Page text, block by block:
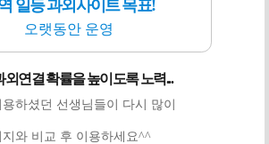
일등 과외사이트 목표!
오랫동안 운영
연결 확률을 높이도록 노력...
하셨던 선생님들이 다시 많이
와 비교 후 이용하세요^^